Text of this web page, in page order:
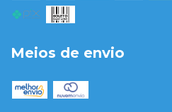
Meios de envio